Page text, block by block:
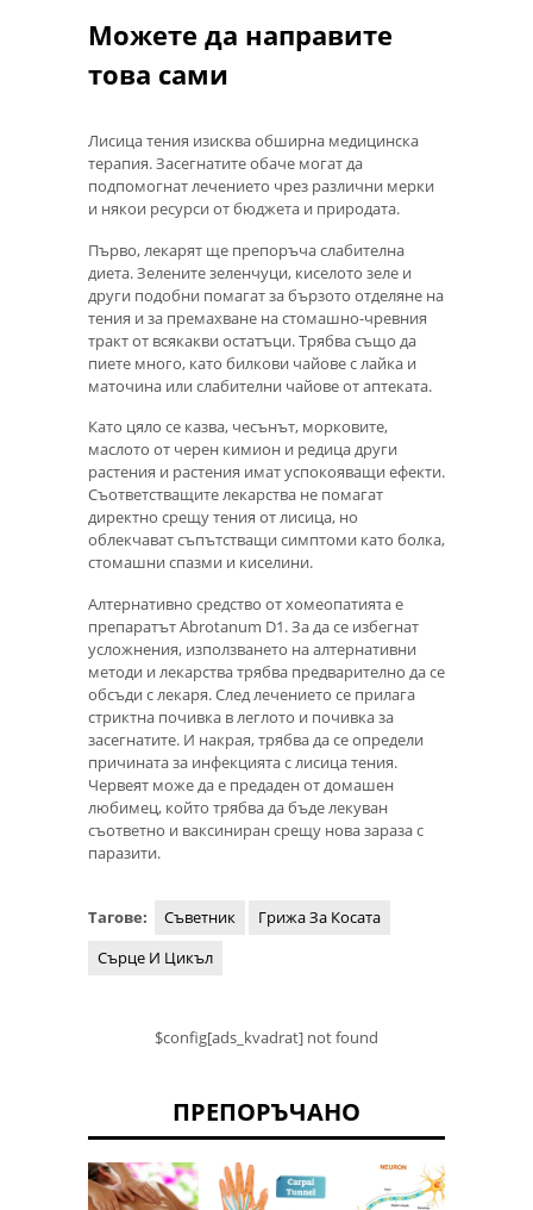
Можете да направите
това сами
Лисица тения изисква обширна медицинска
терапия. Засегнатите обаче могат да
подпомогнат лечението чрез различни мерки
и някои ресурси от бюджета и природата.
Първо, лекарят ще препоръча слабителна
диета. Зелените зеленчуци, киселото зеле и
други подобни помагат за бързото отделяне на
тения и за премахване на стомашно-чревния
тракт от всякакви остатъци. Трябва също да
пиете много, като билкови чайове с лайка и
маточина или слабителни чайове от аптеката.
Като цяло се казва, чесънът, морковите,
маслото от черен кимион и редица други
растения и растения имат успокояващи ефекти.
Съответстващите лекарства не помагат
директно срещу тения от лисица, но
облекчават съпътстващи симптоми като болка,
стомашни спазми и киселини.
Алтернативно средство от хомеопатията е
препаратът Abrotanum D1. За да се избегнат
усложнения, използването на алтернативни
методи и лекарства трябва предварително да се
обсъди с лекаря. След лечението се прилага
стриктна почивка в леглото и почивка за
засегнатите. И накрая, трябва да се определи
причината за инфекцията с лисица тения.
Червеят може да е предаден от домашен
любимец, който трябва да бъде лекуван
съответно и ваксиниран срещу нова зараза с
паразити.
Тагове: Съветник
Грижа За Косата
Сърце И Цикъл
$config[ads_kvadrat] not found
ПРЕПОРЪЧАНО